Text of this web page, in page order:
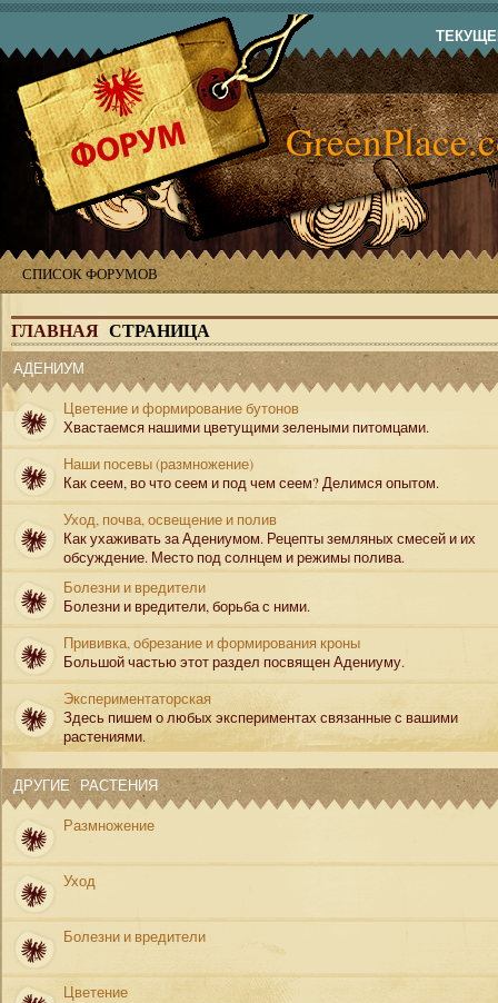
СПИСОК ФОРУМОВ
ГЛАВНАЯ СТРАНИЦА
АДЕНИУМ
Цветение и формирование бутонов
Хвастаемся нашими цветущими зелеными питомцами.
Наши посевы (размножение)
Как сеем, во что сеем и под чем сеем? Делимся опытом.
Уход, почва, освещение и полив
Как ухаживать за Адениумом. Рецепты земляных смесей и их
обсуждение. Место под солнцем и режимы полива.
Болезни и вредители
Болезни и вредители, борьба с ними.
Прививка, обрезание и формирования кроны
Большой частью этот раздел посвящен Адениуму.
Экспериментаторская
Здесь пишем о любых экспериментах связанные с вашими
растениями.
ДРУГИЕ РАСТЕНИЯ
Размножение
Уход
Болезни и вредители
Цветение